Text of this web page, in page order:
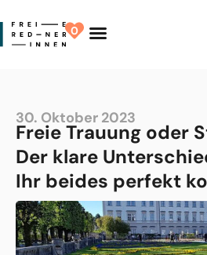
0
30. Oktober 2023
Freie Trauung oder
Der klare
Ihr beides perfekt